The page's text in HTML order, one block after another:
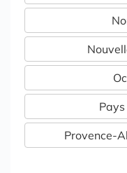
Provence-